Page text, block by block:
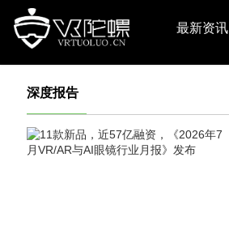
最新资讯
深度报告